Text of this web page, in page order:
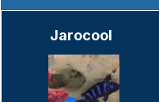
Jarocool